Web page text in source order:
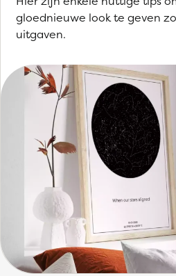
gloednieuwe look te geven
uitgaven.